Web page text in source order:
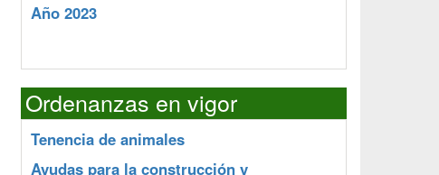
Año 2023
Ordenanzas en vigor
Tenencia de animales
Ayudas para la construcción y